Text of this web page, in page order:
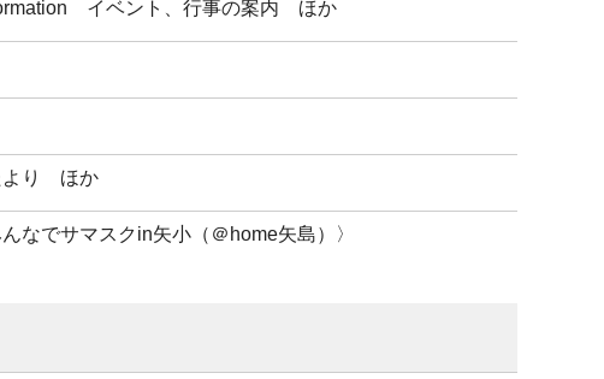
イベント、行事の案内 ほか
より ほか
でサマスクin矢小（＠home矢島）〉